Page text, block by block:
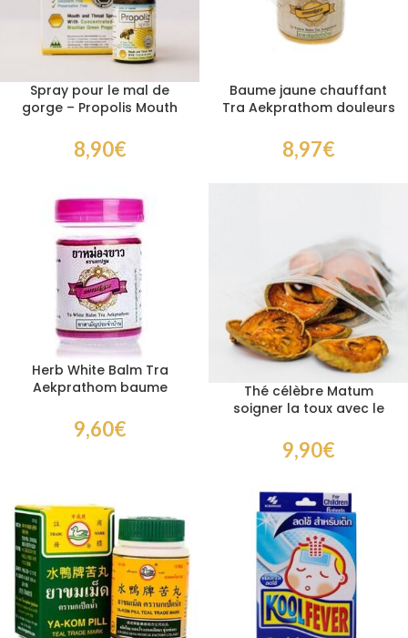
Spray pour le mal de
gorge – Propolis Mouth
8,90€
Baume jaune chauffant
Tra Aekprathom douleurs
8,97€
Herb White Balm Tra
Aekprathom baume
musculaires et
respiratoires 50 gr
9,60€
Thé célèbre Matum
soigner la toux avec le
9,90€